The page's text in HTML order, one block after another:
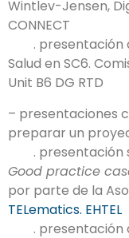
Wintlev-Jensen,
CONNECT
. presentación
Salud en SC6.
Unit B6 DG RTD
– presentaciones
preparar un
. presentación
Good practice
por parte de la
TELematics. EHTEL
. presentación